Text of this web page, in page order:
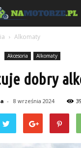
Alkomaty
Akcesoria Alkomaty
dobry
- 8 września 2024